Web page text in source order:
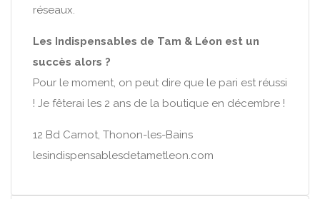
réseaux.
Les Indispensables de Tam & Léon est un
succès alors ?
Pour le moment, on peut dire que le pari est réussi
! Je fêterai les 2 ans de la boutique en décembre !
12 Bd Carnot, Thonon-les-Bains
lesindispensablesdetametleon.com